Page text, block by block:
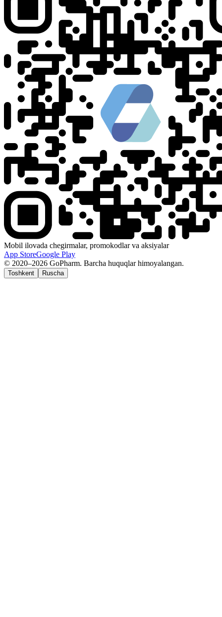
Mobil ilovada chegirmalar, promokodlar va aksiyalar
App StoreGoogle Play
© 2020–2026 GoPharm. Barcha huquqlar himoyalangan.
Toshkent Ruscha